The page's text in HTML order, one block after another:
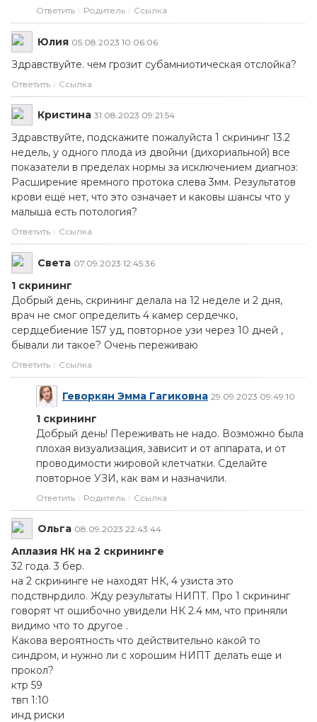
Ответить Родитель Ссылка
Юлия 05.08.2023 10:06:06
Здравствуйте. чем грозит субамниотическая отслойка?
Ответить Ссылка
Кристина 31.08.2023 09:21:54
Здравствуйте, подскажите пожалуйста 1 скрининг 13.2
недель, у одного плода из двойни (дихориальной) все
показатели в пределах нормы за исключением диагноз:
Расширение яремного протока слева 3мм. Результатов
крови ещё нет, что это означает и каковы шансы что у
малыша есть потология?
Ответить Ссылка
Света 07.09.2023 12:45:36
1 скрининг
Добрый день, скрининг делала на 12 неделе и 2 дня,
врач не смог определить 4 камер сердечко,
сердцебиение 157 уд, повторное узи через 10 дней ,
бывали ли такое? Очень переживаю
Ответить Ссылка
Геворкян Эмма Гагиковна 29.09.2023 09:49:10
1 скрининг
Добрый день! Переживать не надо. Возможно была
плохая визуализация, зависит и от аппарата, и от
проводимости жировой клетчатки. Сделайте
повторное УЗИ, как вам и назначили.
Ответить Родитель Ссылка
Ольга 08.09.2023 22:43:44
Аплазия НК на 2 скрининге
32 года. 3 бер.
на 2 скрининге не находят НК, 4 узиста это
подствнрдило. Жду результаты НИПТ. Про 1 скрининг
говорят чт ошибочно увидели НК 2.4 мм, что приняли
видимо что то другое .
Какова вероятность что действительно какой то
синдром, и нужно ли с хорошим НИПТ делать еще и
прокол?
ктр 59
твп 1:10
инд риски